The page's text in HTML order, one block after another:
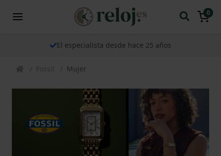
0
El especialista desde hace 25 años
Fossil Mujer